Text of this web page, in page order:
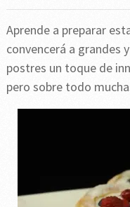
Aprende a preparar
convencerá a grandes
postres un toque de
pero sobre todo